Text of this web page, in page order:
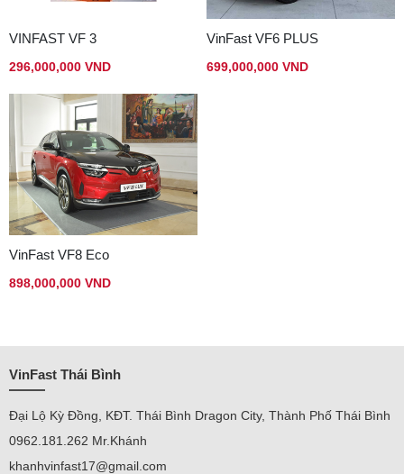
VINFAST VF 3
296,000,000 VND
VinFast VF6 PLUS
699,000,000 VND
VinFast VF8 Eco
898,000,000 VND
VinFast Thái Bình
Đại Lộ Kỳ Đồng, KĐT. Thái Bình Dragon City, Thành Phố Thái Bình
0962.181.262 Mr.Khánh
khanhvinfast17@gmail.com